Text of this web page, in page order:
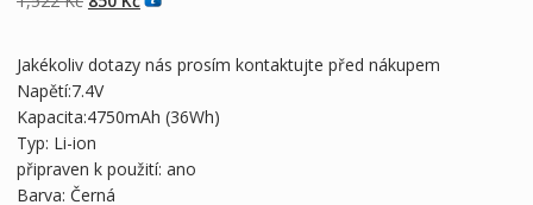
zákazníka
1,522 Kč850 Kč
Jakékoliv dotazy nás prosím kontaktujte před nákupem
Napětí:7.4V
Kapacita:4750mAh (36Wh)
Typ: Li-ion
připraven k použití: ano
Barva: Černá